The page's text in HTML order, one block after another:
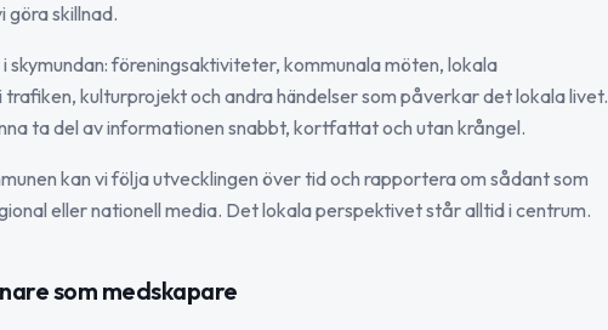
göra skillnad.
föreningsaktiviteter, kommunala möten, lokala
kulturprojekt och andra händelser som påverkar det lokala livet.
ta del av informationen snabbt, kortfattat och utan krångel.
kan vi följa utvecklingen över tid och rapportera om sådant som
eller nationell media. Det lokala perspektivet står alltid i centrum.
som medskapare